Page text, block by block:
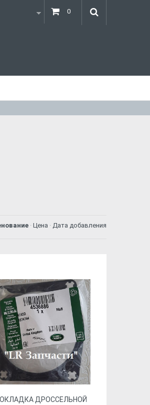
0
· Цена · Дата добавления
ДРОССЕЛЬНОЙ